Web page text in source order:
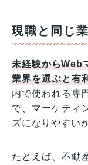
現職と同じ
未経験からWeb
業界を選ぶと有
内で使われる専
で、マーケティ
ズになりやすい
たとえば、不動